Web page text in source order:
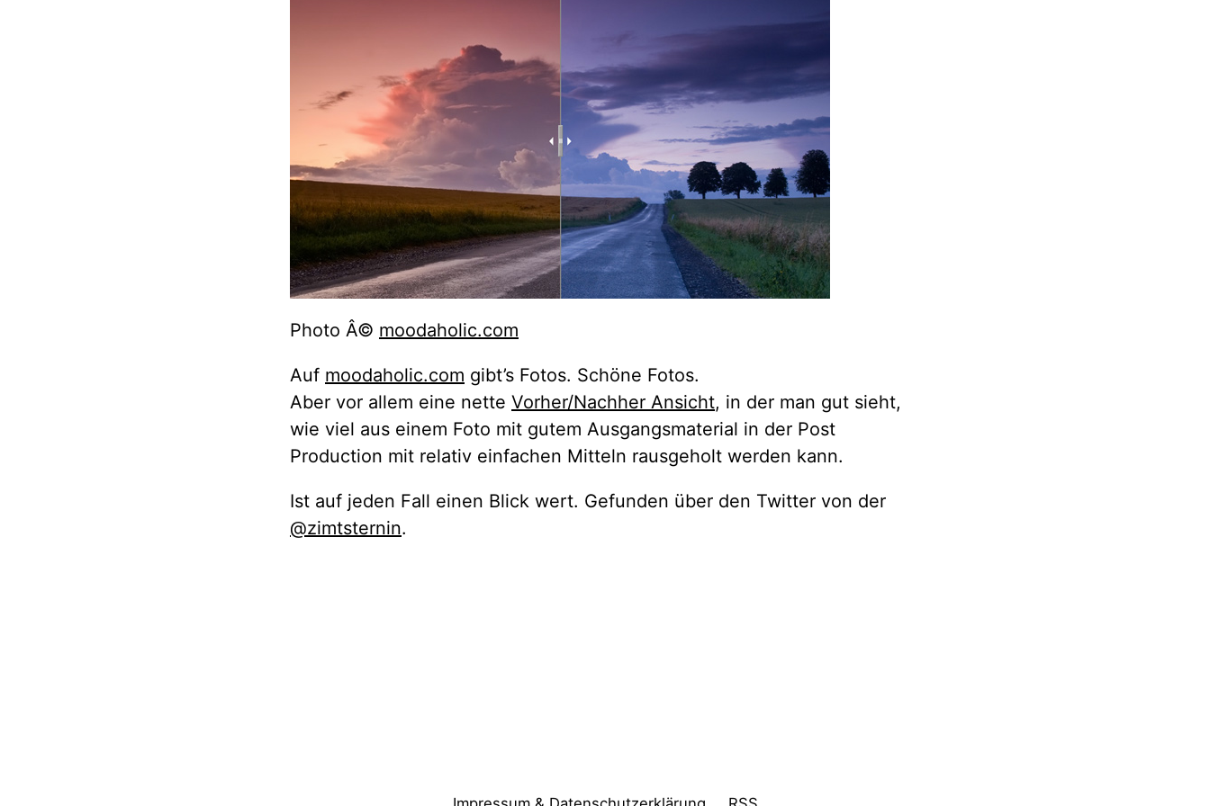
Photo Â© moodaholic.com
Auf moodaholic.com gibt’s Fotos. Schöne Fotos.
Aber vor allem eine nette Vorher/Nachher Ansicht, in der man gut sieht,
wie viel aus einem Foto mit gutem Ausgangsmaterial in der Post
Production mit relativ einfachen Mitteln rausgeholt werden kann.
Ist auf jeden Fall einen Blick wert. Gefunden über den Twitter von der
@zimtsternin.